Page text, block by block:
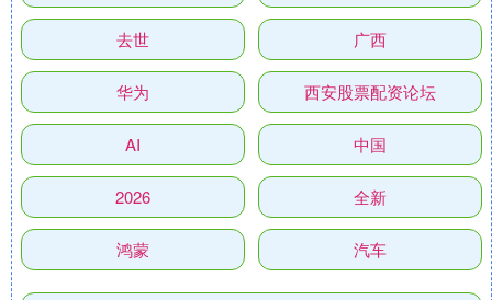
去世 广西
华为 西安股票配资论坛
AI 中国
2026 全新
鸿蒙 汽车